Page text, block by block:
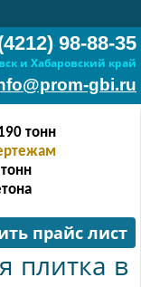
98-88-35
и Хабаровский край
gbi.ru
тонн
тонн
прайс лист
плитка в